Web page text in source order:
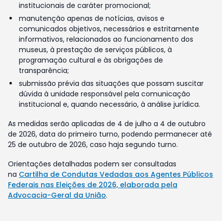
institucionais de caráter promocional;
manutenção apenas de notícias, avisos e
comunicados objetivos, necessários e estritamente
informativos, relacionados ao funcionamento dos
museus, à prestação de serviços públicos, à
programação cultural e às obrigações de
transparência;
submissão prévia das situações que possam suscitar
dúvida à unidade responsável pela comunicação
institucional e, quando necessário, à análise jurídica.
As medidas serão aplicadas de 4 de julho a 4 de outubro
de 2026, data do primeiro turno, podendo permanecer até
25 de outubro de 2026, caso haja segundo turno.
Orientações detalhadas podem ser consultadas
na Cartilha de Condutas Vedadas aos Agentes Públicos
Federais nas Eleições de 2026, elaborada pela
Advocacia-Geral da União.